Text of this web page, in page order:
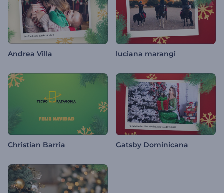
Andrea Villa luciana marangi
Christian Barria Gatsby Dominicana